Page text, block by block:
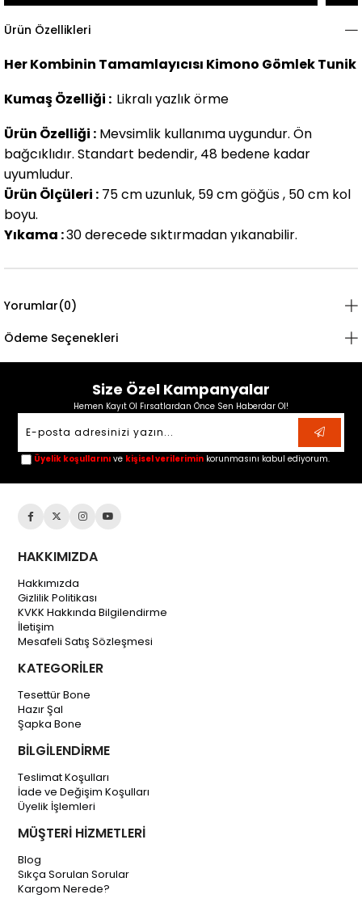
Ürün Özellikleri
Her Kombinin Tamamlayıcısı Kimono Gömlek Tunik
Kumaş Özelliği : Likralı yazlık örme
Ürün Özelliği : Mevsimlik kullanıma uygundur. Ön
bağcıklıdır. Standart bedendir, 48 bedene kadar
uyumludur.
Ürün Ölçüleri : 75 cm uzunluk, 59 cm göğüs , 50 cm kol
boyu.
Yıkama :30 derecede sıktırmadan yıkanabilir.
Yorumlar(0)
Ödeme Seçenekleri
Size Özel Kampanyalar
Hemen Kayıt Ol Fırsatlardan Önce Sen Haberdar Ol!
Üyelik koşullarını ve kişisel verilerimin korunmasını kabul ediyorum.
HAKKIMIZDA
Hakkımızda
Gizlilik Politikası
KVKK Hakkında Bilgilendirme
İletişim
Mesafeli Satış Sözleşmesi
KATEGORİLER
Tesettür Bone
Hazır Şal
Şapka Bone
BİLGİLENDİRME
Teslimat Koşulları
İade ve Değişim Koşulları
Üyelik İşlemleri
MÜŞTERİ HİZMETLERİ
Blog
Sıkça Sorulan Sorular
Kargom Nerede?